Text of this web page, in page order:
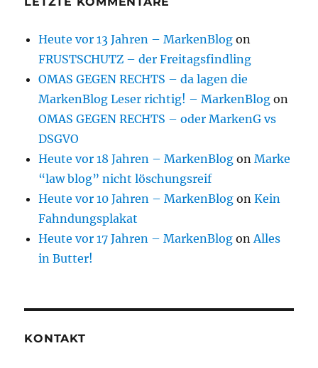
Heute vor 13 Jahren – MarkenBlog on
FRUSTSCHUTZ – der Freitagsfindling
OMAS GEGEN RECHTS – da lagen die
MarkenBlog Leser richtig! – MarkenBlog on
OMAS GEGEN RECHTS – oder MarkenG vs
DSGVO
Heute vor 18 Jahren – MarkenBlog onMarke
“law blog” nicht löschungsreif
Heute vor 10 Jahren – MarkenBlog onKein
Fahndungsplakat
Heute vor 17 Jahren – MarkenBlog onAlles
in Butter!
KONTAKT